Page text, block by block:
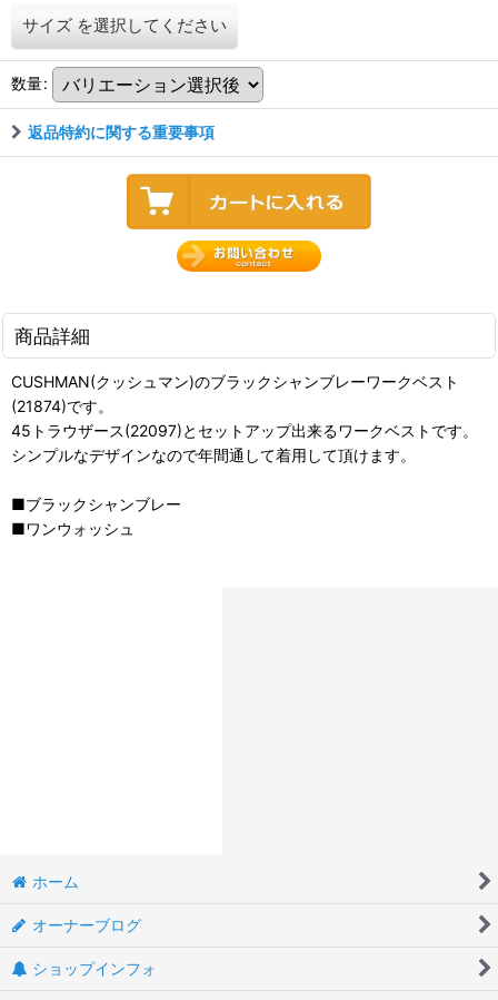
サイズ を選択してください
数量:
返品特約に関する重要事項
商品詳細
CUSHMAN(クッシュマン)のブラックシャンブレーワークベスト
(21874)です。
45トラウザース(22097)とセットアップ出来るワークベストです。
シンプルなデザインなので年間通して着用して頂けます。
■ブラックシャンブレー
■ワンウォッシュ
ホーム
オーナーブログ
ショップインフォ